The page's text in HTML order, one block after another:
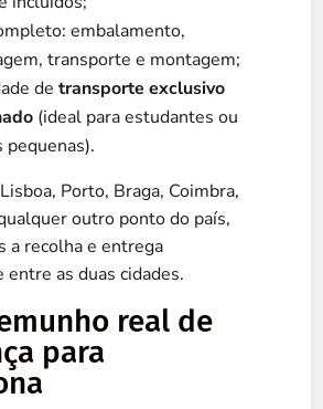
embalamento,
transporte e montagem;
de transporte exclusivo
(ideal para estudantes ou
pequenas).
Porto, Braga, Coimbra,
outro ponto do país,
a recolha e entrega
as duas cidades.
real de
para